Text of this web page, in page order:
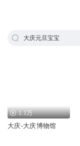
大庆元旦宝宝
1.1万
大庆-大庆博物馆